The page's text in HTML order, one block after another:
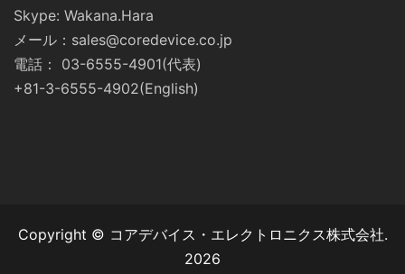
Skype: Wakana.Hara
メール：sales@coredevice.co.jp
電話： 03-6555-4901(代表)
+81-3-6555-4902(English)
Copyright © コアデバイス・エレクトロニクス株式会社.
2026